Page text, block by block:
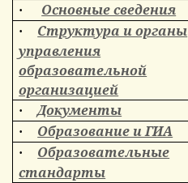
· Основные сведения
·
Структура и органы
управления
образовательной
организацией
· Документы
· Образование и ГИА
·
Образовательные
стандарты